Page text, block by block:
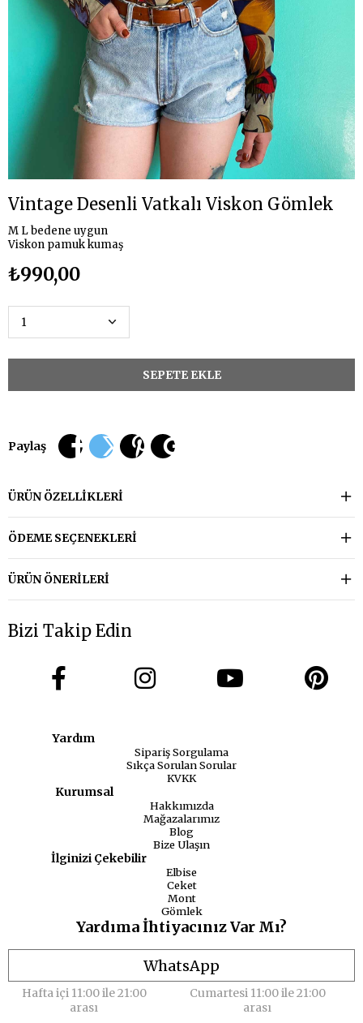
Vintage Desenli Vatkalı Viskon Gömlek
M L bedene uygun
Viskon pamuk kumaş
₺990,00
Paylaş
ÜRÜN ÖZELLIKLERI
ÖDEME SEÇENEKLERI
ÜRÜN ÖNERILERI
Bizi Takip Edin
Yardım
Sipariş Sorgulama
Sıkça Sorulan Sorular
KVKK
Kurumsal
Hakkımızda
Mağazalarımız
Blog
Bize Ulaşın
İlginizi Çekebilir
Elbise
Ceket
Mont
Gömlek
Yardıma İhtiyacınız Var Mı?
WhatsApp
Hafta içi 11:00 ile 21:00
arası
Cumartesi 11:00 ile 21:00
arası